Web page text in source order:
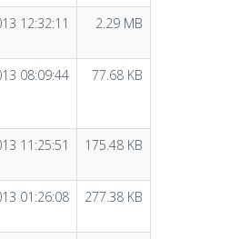
12:32:11 2.29 MB
08:09:44 77.68 KB
11:25:51 175.48 KB
01:26:08 277.38 KB